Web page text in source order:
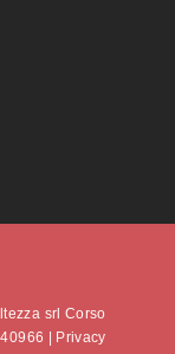
srl Corso
| Privacy